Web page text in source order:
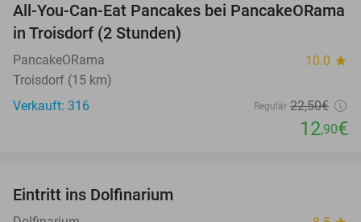
43%
All-You-Can-Eat Pancakes bei PancakeORama
in Troisdorf (2 Stunden)
PancakeORama 10.0 star
Troisdorf (15 km)
Verkauft: 316
Regulär 22,50€
12,90€
Eintritt ins Dolfinarium